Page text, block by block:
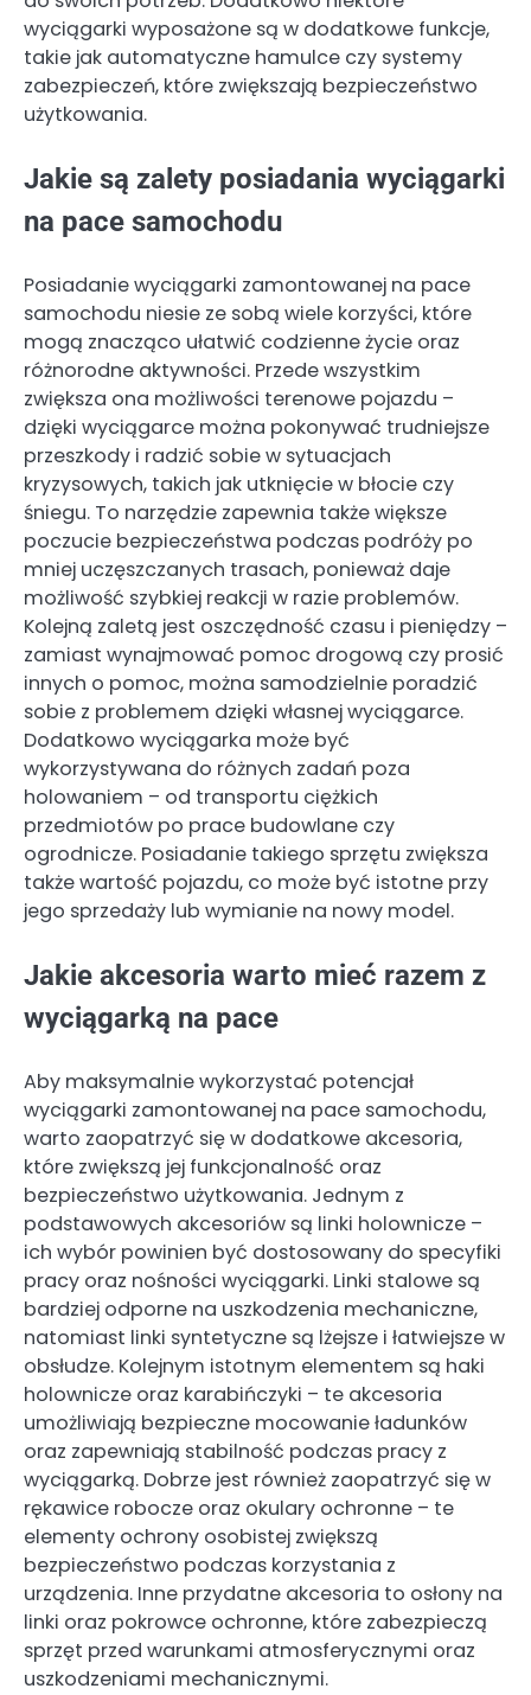
wyciągarki wyposażone są w dodatkowe funkcje,
takie jak automatyczne hamulce czy systemy
zabezpieczeń, które zwiększają bezpieczeństwo
użytkowania.
Jakie są zalety posiadania wyciągarki
na pace samochodu
Posiadanie wyciągarki zamontowanej na pace
samochodu niesie ze sobą wiele korzyści, które
mogą znacząco ułatwić codzienne życie oraz
różnorodne aktywności. Przede wszystkim
zwiększa ona możliwości terenowe pojazdu –
dzięki wyciągarce można pokonywać trudniejsze
przeszkody i radzić sobie w sytuacjach
kryzysowych, takich jak utknięcie w błocie czy
śniegu. To narzędzie zapewnia także większe
poczucie bezpieczeństwa podczas podróży po
mniej uczęszczanych trasach, ponieważ daje
możliwość szybkiej reakcji w razie problemów.
Kolejną zaletą jest oszczędność czasu i pieniędzy –
zamiast wynajmować pomoc drogową czy prosić
innych o pomoc, można samodzielnie poradzić
sobie z problemem dzięki własnej wyciągarce.
Dodatkowo wyciągarka może być
wykorzystywana do różnych zadań poza
holowaniem – od transportu ciężkich
przedmiotów po prace budowlane czy
ogrodnicze. Posiadanie takiego sprzętu zwiększa
także wartość pojazdu, co może być istotne przy
jego sprzedaży lub wymianie na nowy model.
Jakie akcesoria warto mieć razem z
wyciągarką na pace
Aby maksymalnie wykorzystać potencjał
wyciągarki zamontowanej na pace samochodu,
warto zaopatrzyć się w dodatkowe akcesoria,
które zwiększą jej funkcjonalność oraz
bezpieczeństwo użytkowania. Jednym z
podstawowych akcesoriów są linki holownicze –
ich wybór powinien być dostosowany do specyfiki
pracy oraz nośności wyciągarki. Linki stalowe są
bardziej odporne na uszkodzenia mechaniczne,
natomiast linki syntetyczne są lżejsze i łatwiejsze w
obsłudze. Kolejnym istotnym elementem są haki
holownicze oraz karabińczyki – te akcesoria
umożliwiają bezpieczne mocowanie ładunków
oraz zapewniają stabilność podczas pracy z
wyciągarką. Dobrze jest również zaopatrzyć się w
rękawice robocze oraz okulary ochronne – te
elementy ochrony osobistej zwiększą
bezpieczeństwo podczas korzystania z
urządzenia. Inne przydatne akcesoria to osłony na
linki oraz pokrowce ochronne, które zabezpieczą
sprzęt przed warunkami atmosferycznymi oraz
uszkodzeniami mechanicznymi.